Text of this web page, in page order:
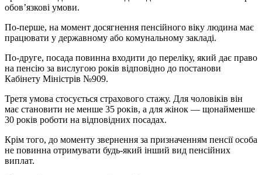
обов’язкові умови.
По-перше, на момент досягнення пенсійного віку людина має
працювати у державному або комунальному закладі.
По-друге, посада повинна входити до переліку, який дає право
на пенсію за вислугою років відповідно до постанови
Кабінету Міністрів №909.
Третя умова стосується страхового стажу. Для чоловіків він
має становити не менше 35 років, а для жінок — щонайменше
30 років роботи на відповідних посадах.
Крім того, до моменту звернення за призначенням пенсії особа
не повинна отримувати будь-який інший вид пенсійних
виплат.